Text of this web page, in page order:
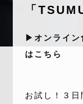
「
▶︎オンライン
はこちら
お試し！３